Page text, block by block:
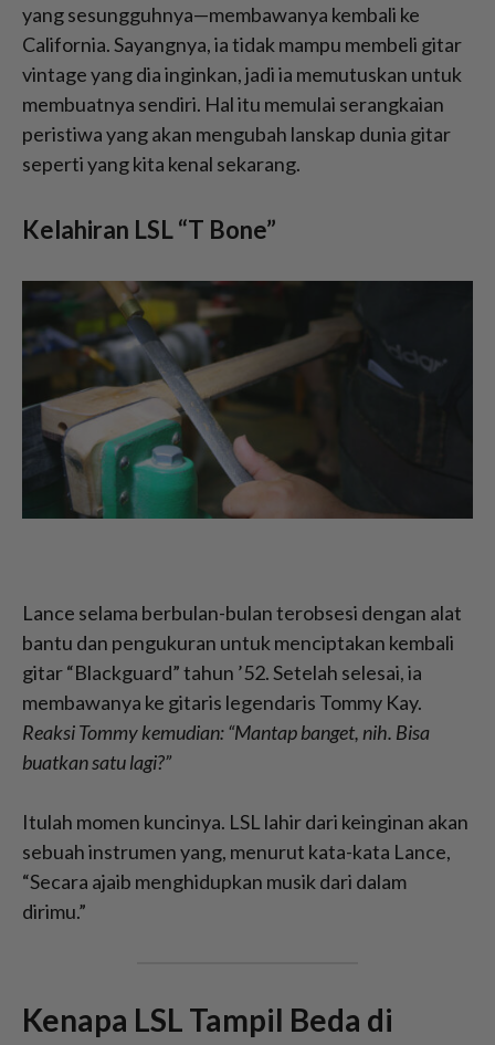
yang sesungguhnya—membawanya kembali ke
California. Sayangnya, ia tidak mampu membeli gitar
vintage yang dia inginkan, jadi ia memutuskan untuk
membuatnya sendiri. Hal itu memulai serangkaian
peristiwa yang akan mengubah lanskap dunia gitar
seperti yang kita kenal sekarang.
Kelahiran LSL “T Bone”
Lance selama berbulan-bulan terobsesi dengan alat
bantu dan pengukuran untuk menciptakan kembali
gitar “Blackguard” tahun ’52. Setelah selesai, ia
membawanya ke gitaris legendaris Tommy Kay.
Reaksi Tommy kemudian: “Mantap banget, nih. Bisa
buatkan satu lagi?”
Itulah momen kuncinya. LSL lahir dari keinginan akan
sebuah instrumen yang, menurut kata-kata Lance,
“Secara ajaib menghidupkan musik dari dalam
dirimu.”
Kenapa LSL Tampil Beda di